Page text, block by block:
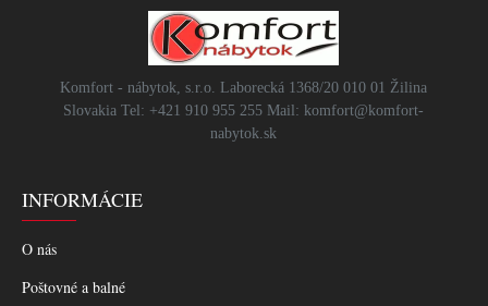
Komfort - nábytok, s.r.o. Laborecká 1368/20 010 01 Žilina
Slovakia Tel: +421 910 955 255 Mail: komfort@komfort-
nabytok.sk
INFORMÁCIE
O nás
Poštovné a balné